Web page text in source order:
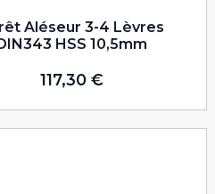
Aléseur 3-4 Lèvres
HSS 10,5mm
117,30 €